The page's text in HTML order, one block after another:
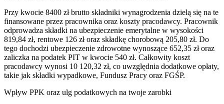
Przy kwocie 8400 zł brutto składniki wynagrodzenia dzielą się na te
finansowane przez pracownika oraz koszty pracodawcy. Pracownik
odprowadza składki na ubezpieczenie emerytalne w wysokości
819,84 zł, rentowe 126 zł oraz składkę chorobową 205,80 zł. Do
tego dochodzi ubezpieczenie zdrowotne wynoszące 652,35 zł oraz
zaliczka na podatek PIT w kwocie 540 zł. Całkowity koszt
pracodawcy wynosi 10 120,32 zł, co uwzględnia dodatkowe opłaty,
takie jak składki wypadkowe, Fundusz Pracy oraz FGŚP.
Wpływ PPK oraz ulg podatkowych na twoje zarobki